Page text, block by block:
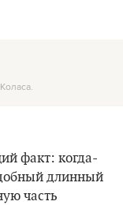
факт: когда-
длинный
часть